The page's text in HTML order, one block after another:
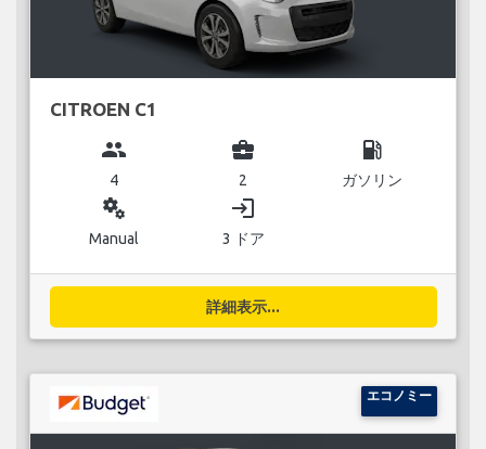
CITROEN C1
group
4
business_center
2
local_gas_station
ガソリン
miscellaneous_services
Manual
login
3 ドア
詳細表示...
エコノミー